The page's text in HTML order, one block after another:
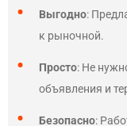
Выгодно:
к рыночной.
Просто: Не
объявления и
Безопасно: